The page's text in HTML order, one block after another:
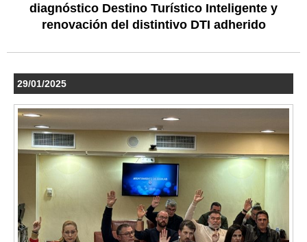
diagnóstico Destino Turístico Inteligente y
renovación del distintivo DTI adherido
29/01/2025